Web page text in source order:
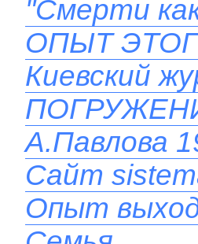
"Смерти
ОПЫТ
Киевский
А.Павлова
Сайт
Опыт